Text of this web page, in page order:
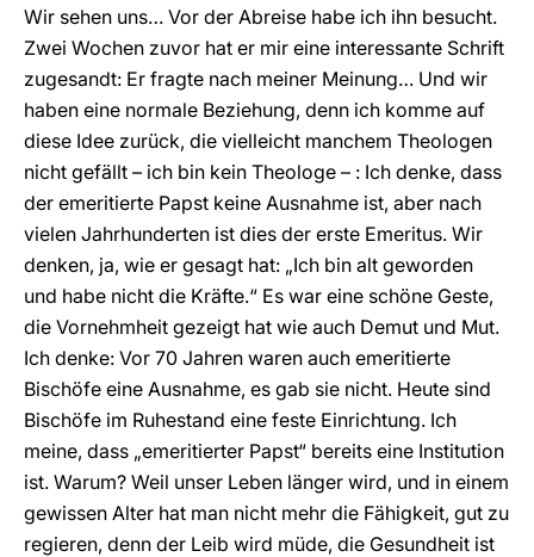
Wir sehen uns… Vor der Abreise habe ich ihn besucht.
Zwei Wochen zuvor hat er mir eine interessante Schrift
zugesandt: Er fragte nach meiner Meinung… Und wir
haben eine normale Beziehung, denn ich komme auf
diese Idee zurück, die vielleicht manchem Theologen
nicht gefällt – ich bin kein Theologe – : Ich denke, dass
der emeritierte Papst keine Ausnahme ist, aber nach
vielen Jahrhunderten ist dies der erste Emeritus. Wir
denken, ja, wie er gesagt hat: „Ich bin alt geworden
und habe nicht die Kräfte.“ Es war eine schöne Geste,
die Vornehmheit gezeigt hat wie auch Demut und Mut.
Ich denke: Vor 70 Jahren waren auch emeritierte
Bischöfe eine Ausnahme, es gab sie nicht. Heute sind
Bischöfe im Ruhestand eine feste Einrichtung. Ich
meine, dass „emeritierter Papst“ bereits eine Institution
ist. Warum? Weil unser Leben länger wird, und in einem
gewissen Alter hat man nicht mehr die Fähigkeit, gut zu
regieren, denn der Leib wird müde, die Gesundheit ist